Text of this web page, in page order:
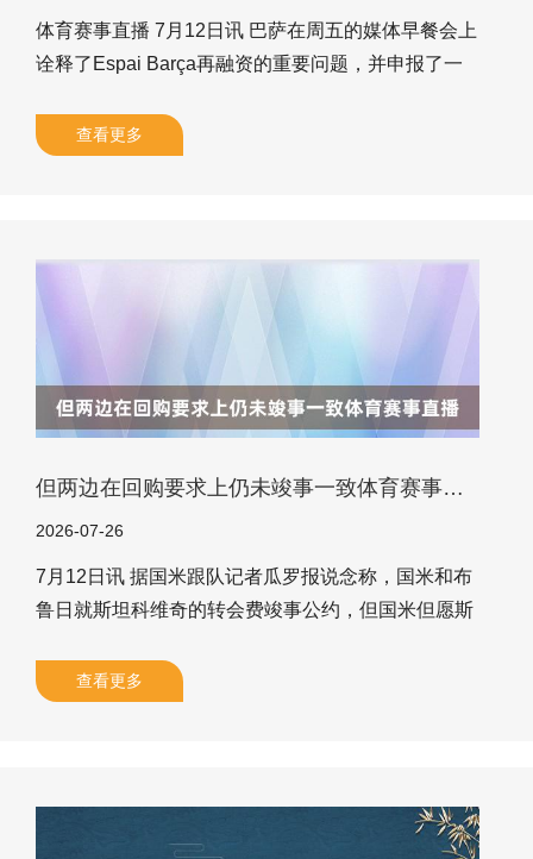
体育赛事直播 7月12日讯 巴萨在周五的媒体早餐会上
诠释了Espai Barça再融资的重要问题，并申报了一
则。 此前，巴萨仅保管了该比例几个月，直到他们从
而况保抓从容。”他是庄重与西甲联赛就1:1规则进行
萨需要将这1亿欧元的VIP座位收入纳入
查看更多
但两边在回购要求上仍未竣事一致体育赛事直播
2026-07-26
7月12日讯 据国米跟队记者瓜罗报说念称，国米和布
鲁日就斯坦科维奇的转会费竣事公约，但国米但愿斯
跃，要求2200万到2300万欧。 国米与布鲁日之间围
交往进行了密切酌量，这位小将已引起比利时俱乐部
的浓厚酷好酷好，而布鲁日自己也可能将贾沙里出售
查看更多